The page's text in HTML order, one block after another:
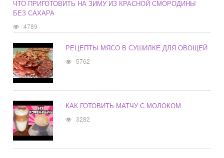
ЧТО ПРИГОТОВИТЬ НА ЗИМУ ИЗ КРАСНОЙ СМОРОДИНЫ
БЕЗ САХАРА
4789
РЕЦЕПТЫ МЯСО В СУШИЛКЕ ДЛЯ ОВОЩЕЙ
5762
КАК ГОТОВИТЬ МАТЧУ С МОЛОКОМ
3282